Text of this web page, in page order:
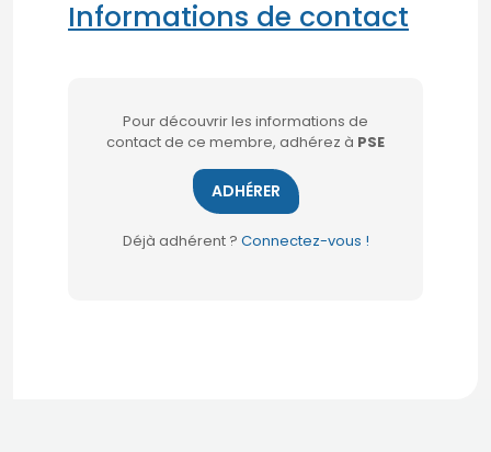
Informations de contact
Pour découvrir les informations de
contact de ce membre, adhérez à PSE
ADHÉRER
Déjà adhérent ? Connectez-vous !